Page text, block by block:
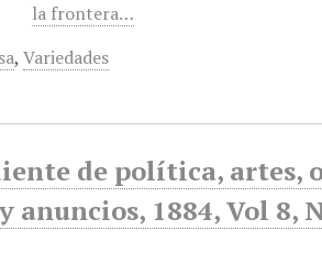
la frontera…
,Variedades
de política, artes,
1884, Vol 8,